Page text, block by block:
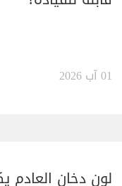
01 آب 2026
لون دخان العادم